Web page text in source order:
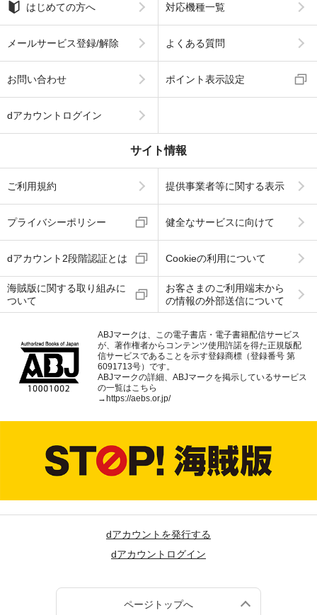
はじめての方へ 対応機種一覧
メールサービス登録/解除 よくある質問
お問い合わせ ポイント表示設定
dアカウントログイン
サイト情報
ご利用規約 提供事業者等に関する表示
プライバシーポリシー 健全なサービスに向けて
dアカウント2段階認証とは Cookieの利用について
海賊版に関する取り組みに
ついて
お客さまのご利用端末から
の情報の外部送信について
ABJマークは、この電子書店・電子書籍配信サービス
が、著作権者からコンテンツ使用許諾を得た正規版配
信サービスであることを示す登録商標（登録番号 第
6091713号）です。
ABJマークの詳細、ABJマークを掲示しているサービス
の一覧はこちら
→ https://aebs.or.jp/
dアカウントを発行する
dアカウントログイン
ページトップへ